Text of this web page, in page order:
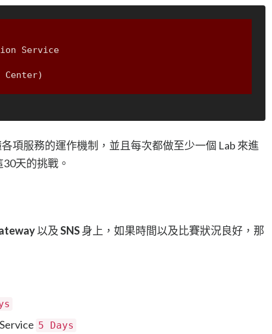
Service
Center)
項服務的運作機制，並且每次都做至少一個 Lab 來進
天的挑戰。
以及SNS身上，如果時間以及比賽狀況良好，那
5 Days